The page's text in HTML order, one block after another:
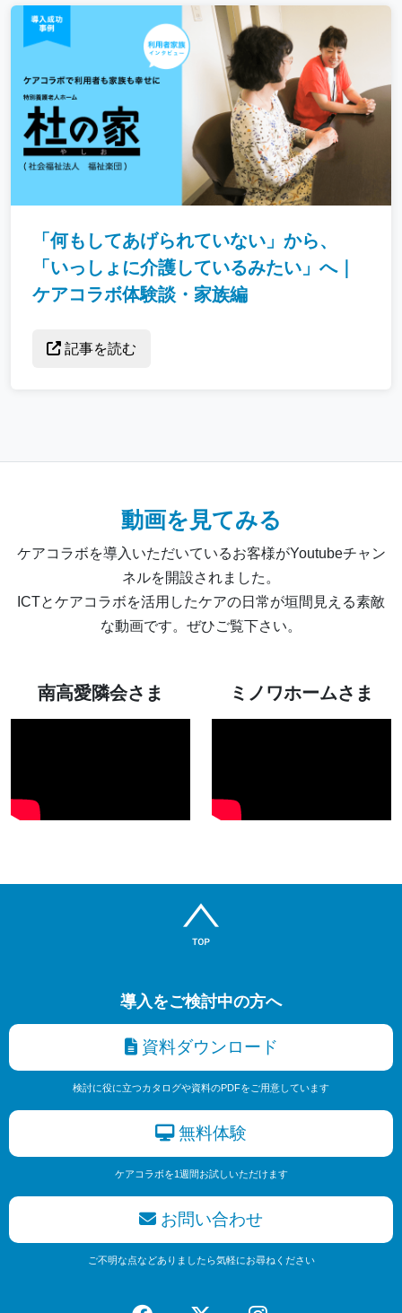
「何もしてあげられていない」から、
「いっしょに介護しているみたい」へ｜
ケアコラボ体験談・家族編
記事を読む
動画を見てみる
ケアコラボを導入いただいているお客様がYoutubeチャン
ネルを開設されました。
ICTとケアコラボを活用したケアの日常が垣間見える素敵
な動画です。ぜひご覧下さい。
南高愛隣会さま ミノワホームさま
導入をご検討中の方へ
資料ダウンロード
検討に役に立つカタログや資料のPDFをご用意しています
無料体験
ケアコラボを1週間お試しいただけます
お問い合わせ
ご不明な点などありましたら気軽にお尋ねください